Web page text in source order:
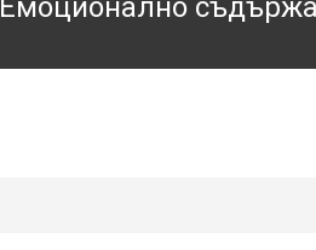
Емоционално